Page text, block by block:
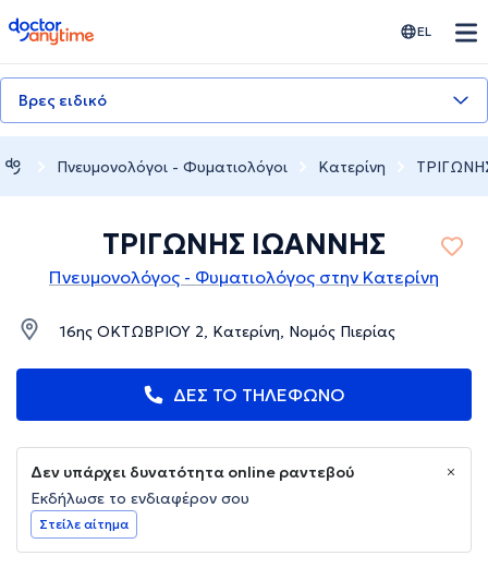
doctoranytime EL
Βρες ειδικό
Πνευμονολόγοι - Φυματιολόγοι Κατερίνη
ΤΡΙΓΩΝΗΣ ΙΩΑΝΝΗΣ
Πνευμονολόγος - Φυματιολόγος στην Κατερίνη
16ης ΟΚΤΩΒΡΙΟΥ 2, Κατερίνη, Νομός Πιερίας
ΔΕΣ ΤΟ ΤΗΛΕΦΩΝΟ
Δεν υπάρχει δυνατότητα online ραντεβού
Εκδήλωσε το ενδιαφέρον σου
Στείλε αίτημα